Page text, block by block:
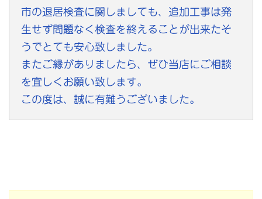
市の退居検査に関しましても、追加工事は発
生せず問題なく検査を終えることが出来たそ
うでとても安心致しました。
またご縁がありましたら、ぜひ当店にご相談
を宜しくお願い致します。
この度は、誠に有難うございました。